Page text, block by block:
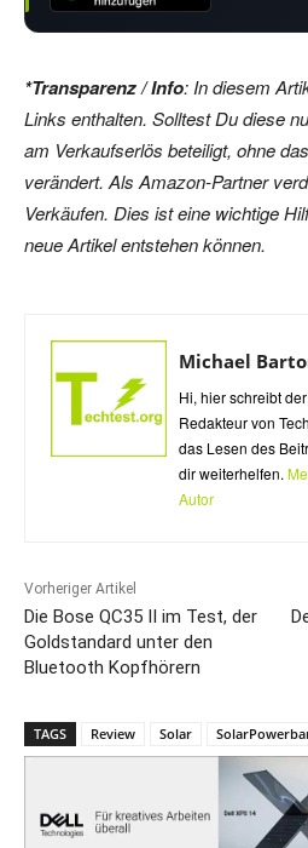
*Transparenz / Info: In diesem
Links enthalten. Solltest Du diese
am Verkaufserlös beteiligt, ohne
verändert. Als Amazon-Partner
Verkäufen. Dies ist eine wichtige
neue Artikel entstehen können.
Michael
Hi, hier schreibt
Redakteur von
das Lesen des
dir weiterhelfen.
Autor
Vorheriger Artikel
Die Bose QC35 II im Test, der
Goldstandard unter den
Bluetooth Kopfhörern
TAGS Review Solar